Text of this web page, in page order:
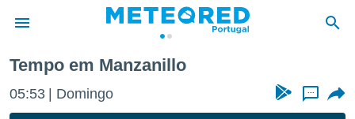
da
Tempo em Manzanillo
05:53 Domingo ...